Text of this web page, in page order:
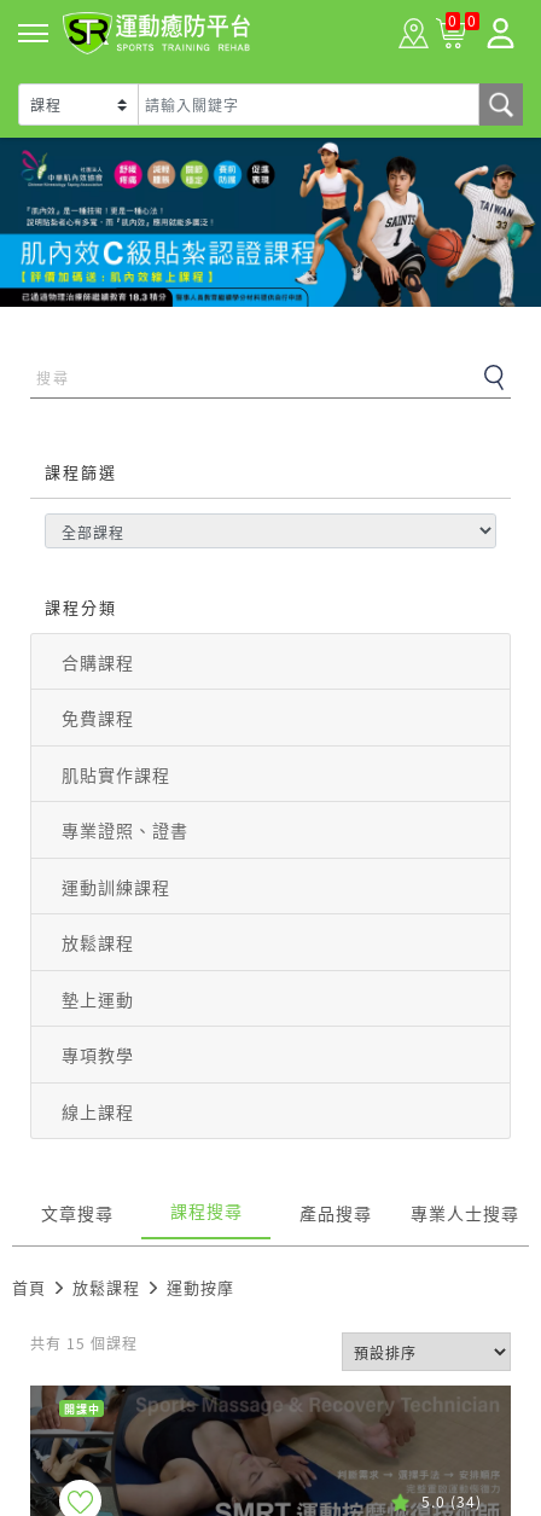
0 0
課程篩選
課程分類
合購課程
免費課程
肌貼實作課程
專業證照、證書
運動訓練課程
放鬆課程
墊上運動
專項教學
線上課程
文章搜尋 課程搜尋 產品搜尋 專業人士搜尋
首頁 放鬆課程 運動按摩
共有 15 個課程
開課中
5.0 (34)